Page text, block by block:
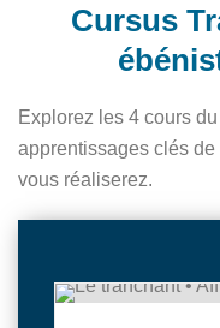
Cursus
Explorez les 4 cours
apprentissages clés
vous réaliserez.